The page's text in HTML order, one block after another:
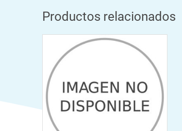
Productos relacionados